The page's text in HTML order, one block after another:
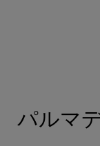
パルマ